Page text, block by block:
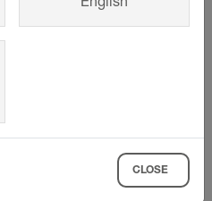
helt och hållet av våra
CLOSE